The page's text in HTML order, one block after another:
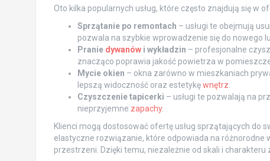
Oto kilka popularnych usług, które często znajdują się w
Sprzątanie po remontach – usługi te obejmują
pozwala na szybkie wprowadzenie się do nowego
Pranie dywanówi wykładzin – profesjonalne
znacząco poprawia jakość powietrza w
Mycie okien – okna zarówno w mieszkaniach
lepszą widoczność oraz estetykęwnętrz
Czyszczenie tapicerki – usługi te pozwalają na
nieprzyjemne zapachy.
Klienci mogą dostosować ofertę usług sprzątających do
elastyczne rozwiązanie, które odpowiada na
przestrzeni. Dzięki temu, niezależnie od skali i charakteru